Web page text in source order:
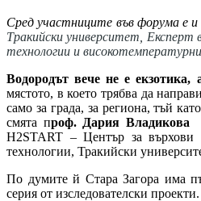
Сред участниците във форума е и
Тракийски университет,
технологии и
Водородът вече не е екзотика,
мястото, в което трябва да
само за града, за региона, тъй
смята проф. Дария Владикова
H2START – Център за върхови
технологии, Тракийски
По думите й Стара Загора има
серия от изследователски проекти.